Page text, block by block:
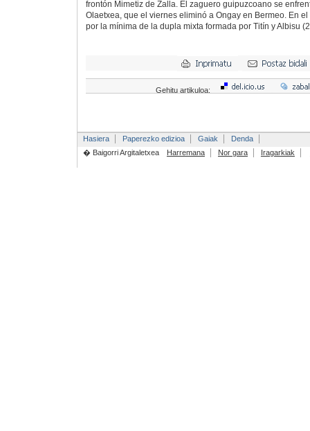
frontón Mimetiz de Zalla. El zaguero guipuzcoano se
Olaetxea, que el viernes eliminó a Ongay en Bermeo. En
por la mínima de la dupla mixta formada por Titín y Albisu
Gehitu artikuloa:
Hasiera Paperezko edizioa Gaiak
Denda
� Baigorri Argitaletxea
Harremana Nor gara Iragarkiak